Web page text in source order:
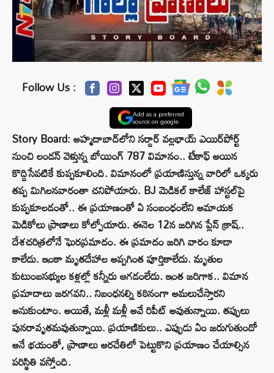
Follow Us :
Add as a preferred
source on google
Story Board: అహ్మదాబాద్‌లోని సర్దార్‌ వల్లభాయ్‌ ఎయిర్‌పోర్ట్‌
నుంచి లండన్‌ వెళ్తున్న బోయింగ్‌ 787 విమానం.. టేకాఫ్‌ అయిన
కొద్దిసేపటికే కుప్పకూలింది. విమానంలో ప్రయాణిస్తున్న వారిలో ఒక్కరు
తప్ప మిగిలనవారంతా చనిపోయారు. BJ మెడికల్‌ కాలేజ్‌ హాస్టల్‌పై
కుప్పకూలడంతో.. ఈ ప్రయాణంతో ఏ సంబంధంలేని అమాయక
మెడికోలు ప్రాణాలు కోల్పోయారు. ఈనెల 12న జరిగిన ప్లేన్‌ క్రాష్‌..
దేశచరిత్రలోనే ఘెరప్రమాదం. ఈ ప్రమాదం జరిగి వారం కూడా
కాలేదు. ఇంకా మృతదేహాల అప్పగింత పూర్తికాలేదు. మృతుల
కుటుంబసభ్యుల కళ్లల్లో కన్నీరు ఆగడంలేదు. ఇంత జరిగాక.. విమాన
ప్రమాదాలు జరగవని.. నిబంధనల్ని కఠినంగా అమలుచేస్తారని
అనుకుంటాం. అయితే, మళ్లీ మళ్లీ అవే రిపీట్‌ అవుతున్నాయి. తప్పులు
పునరావృతమవుతున్నాయి. ప్రయాణికులు.. ఎప్పుడు ఏం జరుగుతుందో
అనే భయంతో, ప్రాణాలు అరచేతిలో పెట్టుకొని ప్రయాణం చేయాల్సిన
పరిస్థితి వస్తోంది.